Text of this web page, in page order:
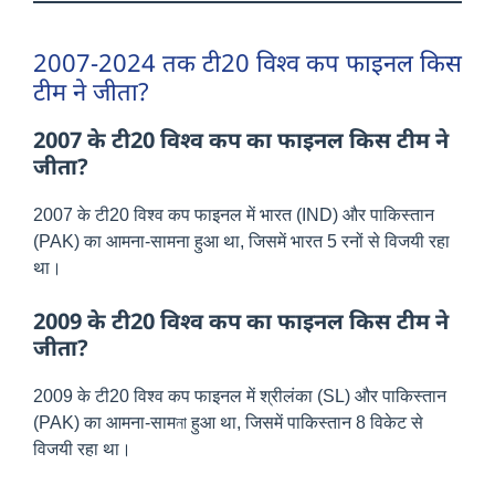
2007-2024 तक टी20 विश्व कप फाइनल किस
टीम ने जीता?
2007 के टी20 विश्व कप का फाइनल किस टीम ने
जीता?
2007 के टी20 विश्व कप फाइनल में भारत (IND) और पाकिस्तान
(PAK) का आमना-सामना हुआ था, जिसमें भारत 5 रनों से विजयी रहा
था।
2009 के टी20 विश्व कप का फाइनल किस टीम ने
जीता?
2009 के टी20 विश्व कप फाइनल में श्रीलंका (SL) और पाकिस्तान
(PAK) का आमना-सामনা हुआ था, जिसमें पाकिस्तान 8 विकेट से
विजयी रहा था।